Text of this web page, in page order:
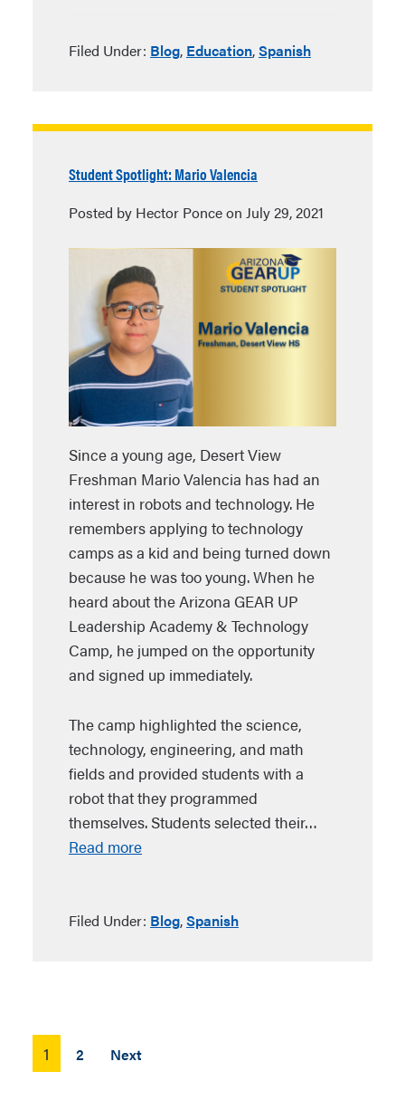
Filed Under: Blog, Education,Spanish
Student Spotlight: Mario Valencia
Posted by Hector Ponce on July 29, 2021
Since a young age, Desert View
Freshman Mario Valencia has had an
interest in robots and technology. He
remembers applying to technology
camps as a kid and being turned down
because he was too young. When he
heard about the Arizona GEAR UP
Leadership Academy & Technology
Camp, he jumped on the opportunity
and signed up immediately.
The camp highlighted the science,
technology, engineering, and math
fields and provided students with a
robot that they programmed
themselves. Students selected their…
Read more
Filed Under: Blog,Spanish
Posts
pagination
1 2 Next